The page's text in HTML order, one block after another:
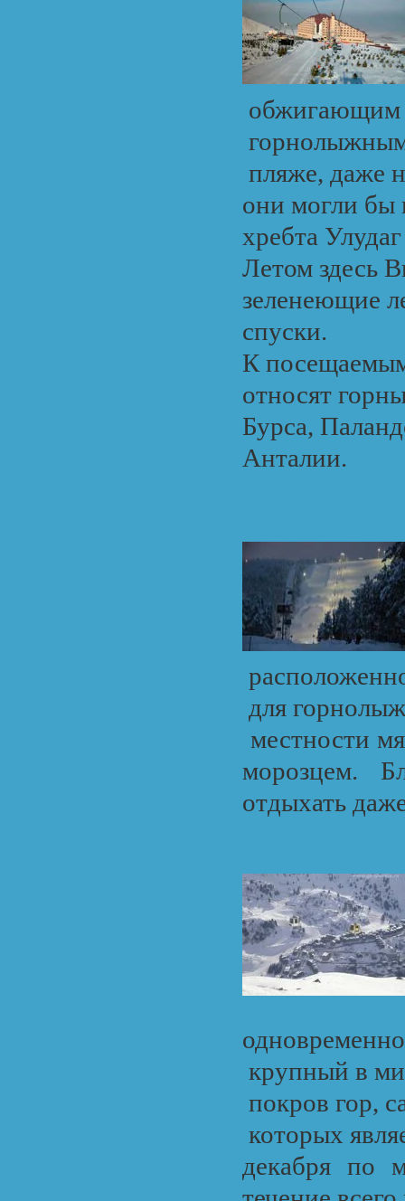
обжигающим
пляже, даже
они могли бы
хребта
Летом здесь
зеленеющие
спуски.
К
относят
Бурса,
Анталии.
для
местности
морозцем.
отдыхать
крупный в
покров гор,
которых
декабря по